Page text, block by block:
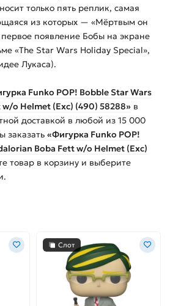
только пять реплик, самая
из которых — «Мёртвым он
появление Бобы на экране
«The Star Wars Holiday Special»,
Лукаса).
Funko POP! Bobble Star Wars
o Helmet (Exc) (490) 58288» в
доставкой в любой из 15 000
заказать «Фигурка Funko POP!
Boba Fett w/o Helmet (Exc)
товар в корзину и выберите
Слот